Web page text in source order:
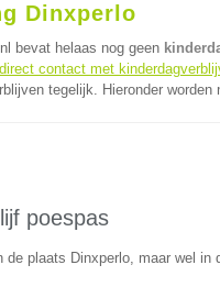
Dinxperlo
bevat helaas nog geen
direct contact met
tegelijk. Hieronder
poespas
de plaats Dinxperlo, maar wel in